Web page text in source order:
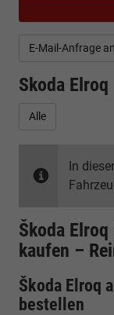
E-Mail-Anfrage an
Skoda Elroq
Alle
In
Škoda
kaufen –
Škoda Elroq
bestellen